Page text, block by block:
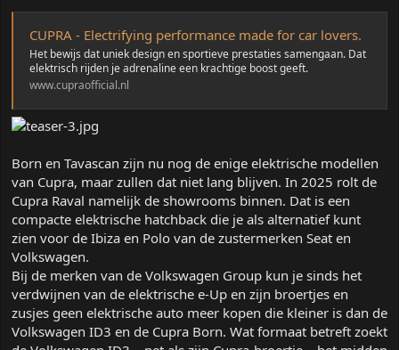
CUPRA - Electrifying performance made for car lovers.
Het bewijs dat uniek design en sportieve prestaties samengaan. Dat
elektrisch rijden je adrenaline een krachtige boost geeft.
www.cupraofficial.nl
Born en Tavascan zijn nu nog de enige elektrische modellen
van Cupra, maar zullen dat niet lang blijven. In 2025 rolt de
Cupra Raval namelijk de showrooms binnen. Dat is een
compacte elektrische hatchback die je als alternatief kunt
zien voor de Ibiza en Polo van de zustermerken Seat en
Volkswagen.
Bij de merken van de Volkswagen Group kun je sinds het
verdwijnen van de elektrische e-Up en zijn broertjes en
zusjes geen elektrische auto meer kopen die kleiner is dan de
Volkswagen ID3 en de Cupra Born. Wat formaat betreft zoekt